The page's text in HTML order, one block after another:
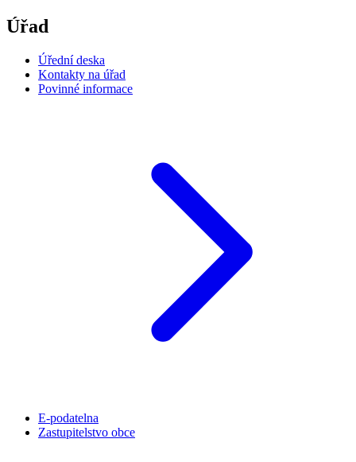
Úřad
Úřední deska
Kontakty na úřad
Povinné informace
E-podatelna
Zastupitelstvo obce